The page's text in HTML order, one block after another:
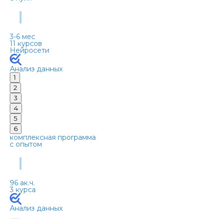
3-6 мес
11 курсов
Нейросети
Анализ данных
1
2
3
4
5
6
комплексная программа
с опытом
96 ак.ч.
3 курса
Анализ данных